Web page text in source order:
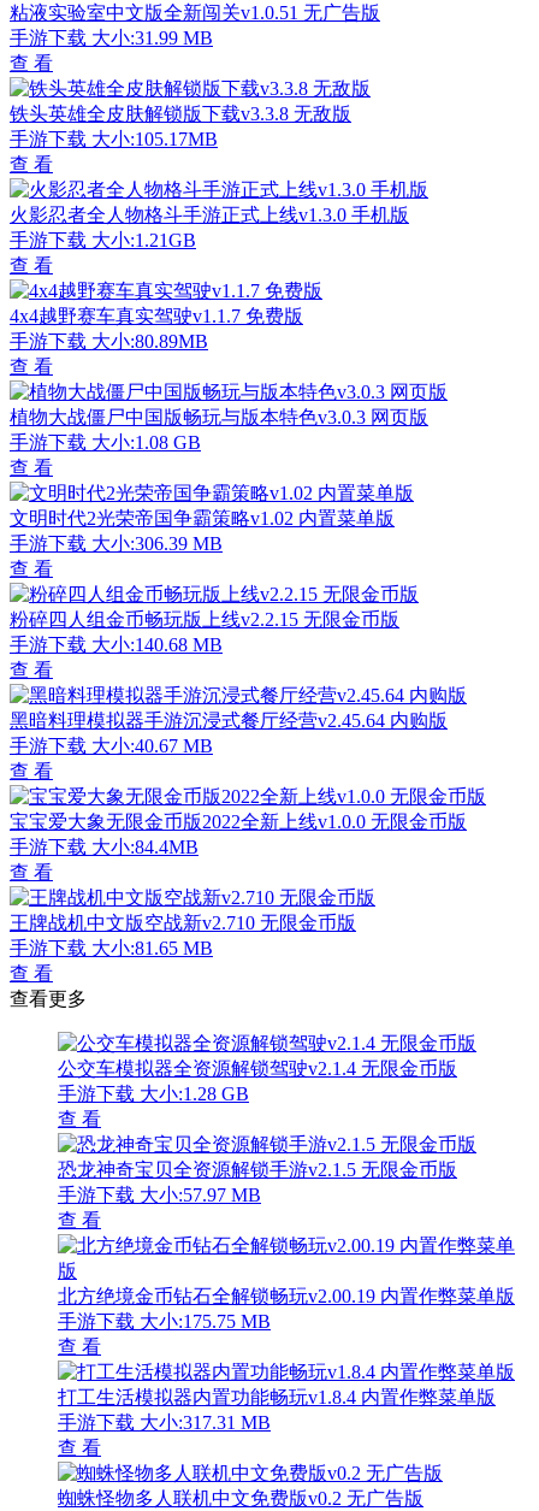
粘液实验室中文版全新闯关v1.0.51 无广告版
手游下载 大小:31.99 MB
查 看
铁头英雄全皮肤解锁版下载v3.3.8 无敌版
手游下载 大小:105.17MB
查 看
火影忍者全人物格斗手游正式上线v1.3.0 手机版
手游下载 大小:1.21GB
查 看
4x4越野赛车真实驾驶v1.1.7 免费版
手游下载 大小:80.89MB
查 看
植物大战僵尸中国版畅玩与版本特色v3.0.3 网页版
手游下载 大小:1.08 GB
查 看
文明时代2光荣帝国争霸策略v1.02 内置菜单版
手游下载 大小:306.39 MB
查 看
粉碎四人组金币畅玩版上线v2.2.15 无限金币版
手游下载 大小:140.68 MB
查 看
黑暗料理模拟器手游沉浸式餐厅经营v2.45.64 内购版
手游下载 大小:40.67 MB
查 看
宝宝爱大象无限金币版2022全新上线v1.0.0 无限金币版
手游下载 大小:84.4MB
查 看
王牌战机中文版空战新v2.710 无限金币版
手游下载 大小:81.65 MB
查 看
查看更多
公交车模拟器全资源解锁驾驶v2.1.4 无限金币版
手游下载 大小:1.28 GB
查 看
恐龙神奇宝贝全资源解锁手游v2.1.5 无限金币版
手游下载 大小:57.97 MB
查 看
北方绝境金币钻石全解锁畅玩v2.00.19 内置作弊菜单版
手游下载 大小:175.75 MB
查 看
打工生活模拟器内置功能畅玩v1.8.4 内置作弊菜单版
手游下载 大小:317.31 MB
查 看
蜘蛛怪物多人联机中文免费版v0.2 无广告版